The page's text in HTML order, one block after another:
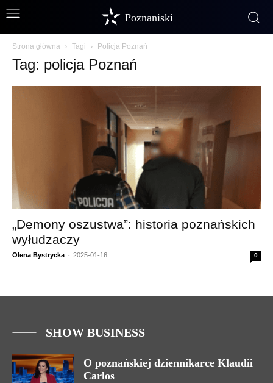
Poznaniski
Strona główna Tagi Policja Poznań
Tag: policja Poznań
„Demony oszustwa”: historia poznańskich
wyłudzaczy
Olena Bystrycka - 2025-01-16 0
SHOW BUSINESS
O poznańskiej dziennikarce Klaudii
Carlos